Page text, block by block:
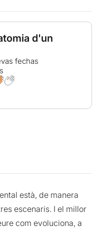
d'un
fechas
està, de manera
escenaris. I el millor
com evoluciona, a